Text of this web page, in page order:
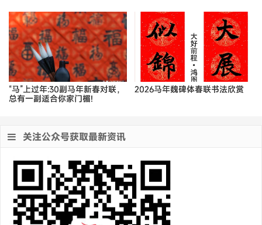
“马”上过年:30副马年新春对联，
总有一副适合你家门楣!
2026马年魏碑体春联书法欣赏
关注公众号获取最新资讯